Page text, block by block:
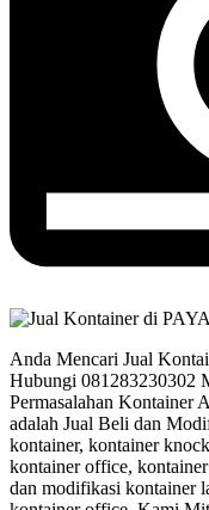
Anda Mencari Jual
Hubungi 081283230302
Permasalahan Kontainer
adalah Jual Beli dan
kontainer, kontainer
kontainer office,
dan modifikasi kontainer